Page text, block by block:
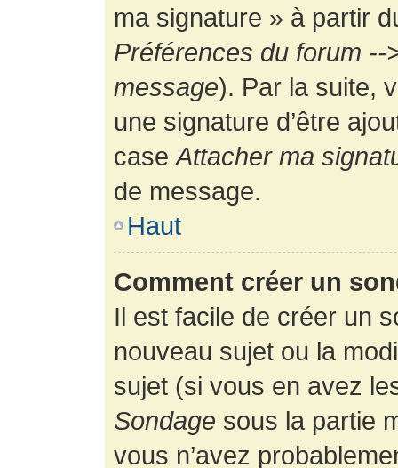
ma signature » à partir
Préférences du forum
message). Par la suite,
une signature d’être
caseAttacher ma
de message.
Haut
Comment créer un
Il est facile de créer un
nouveau sujet ou la
sujet (si vous en avez
Sondage sous la partie
vous n’avez